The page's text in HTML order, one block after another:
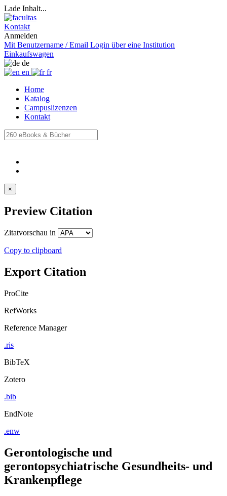
Lade Inhalt...
Kontakt
Anmelden
Mit Benutzername / Email Login über eine Institution
Einkaufswagen
de
en
fr
Home
Katalog
Campuslizenzen
Kontakt
×
Preview Citation
Zitatvorschau in
Copy to clipboard
Export Citation
ProCite
RefWorks
Reference Manager
.ris
BibTeX
Zotero
.bib
EndNote
.enw
Gerontologische und
gerontopsychiatrische Gesundheits- und
Krankenpflege